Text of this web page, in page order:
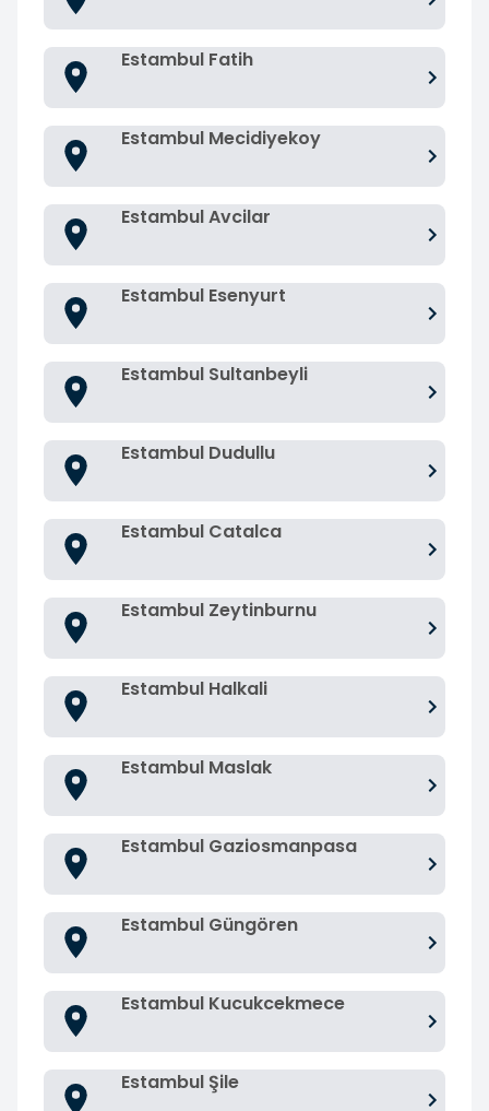
Estambul Fatih
Estambul Mecidiyekoy
Estambul Avcilar
Estambul Esenyurt
Estambul Sultanbeyli
Estambul Dudullu
Estambul Catalca
Estambul Zeytinburnu
Estambul Halkali
Estambul Maslak
Estambul Gaziosmanpasa
Estambul Güngören
Estambul Kucukcekmece
Estambul Şile